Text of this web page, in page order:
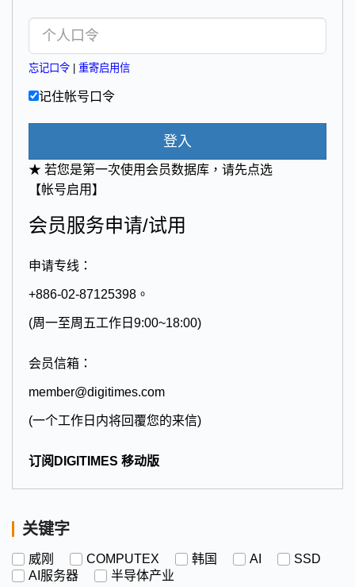
忘记口令 重寄启用信
记住帐号口令
登入
★ 若您是第一次使用会员数据库，请先点选
【帐号启用】
会员服务申请/试用
申请专线：
+886-02-87125398。
(周一至周五工作日9:00~18:00)
会员信箱：
member@digitimes.com
(一个工作日内将回覆您的来信)
订阅DIGITIMES 移动版
关键字
威刚 COMPUTEX 韩国 AI
SSD
AI服务器
半导体产业